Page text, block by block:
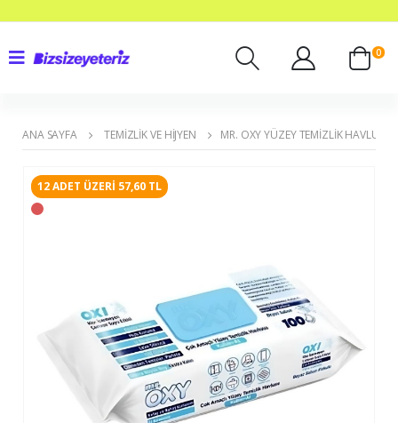
0
ANA SAYFA TEMIZLIK VE HIJYEN MR. OXY YÜZEY TEMIZLIK HAVLUSU
12 ADET ÜZERI 57,60 TL